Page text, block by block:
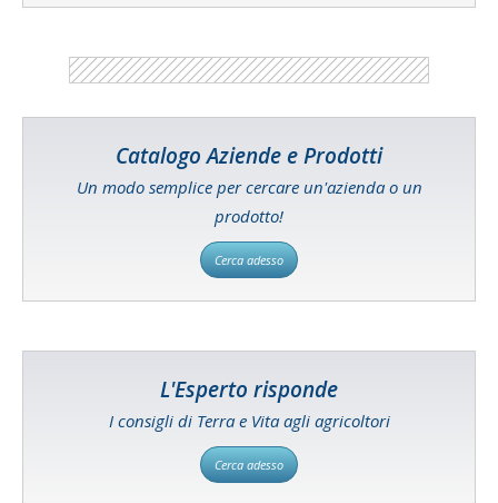
Catalogo Aziende e Prodotti
Un modo semplice per cercare un'azienda o un
prodotto!
Cerca adesso
L'Esperto risponde
I consigli di Terra e Vita agli agricoltori
Cerca adesso